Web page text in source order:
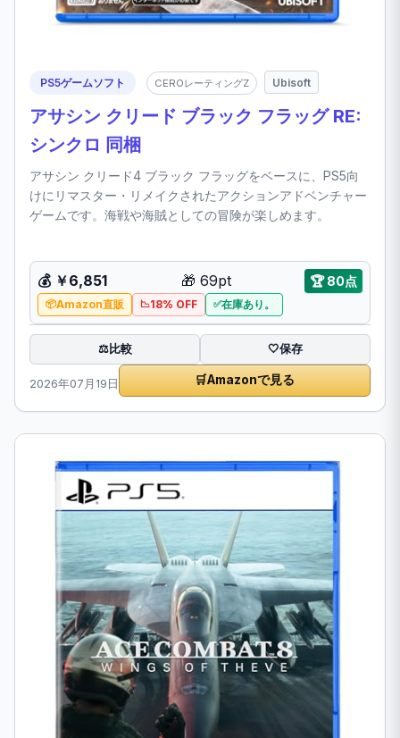
PS5ゲームソフト CEROレーティングZ Ubisoft
アサシン クリード ブラック フラッグ RE:
シンクロ 同梱
アサシン クリード4 ブラック フラッグをベースに、PS5向
けにリマスター・リメイクされたアクションアドベンチャー
ゲームです。海戦や海賊としての冒険が楽しめます。
💰 ￥6,851 🎁 69pt 🏆80点
Amazon直販 18% OFF 在庫あり。
⚖️比較 🤍保存
2026年07月19日 🛒Amazonで見る